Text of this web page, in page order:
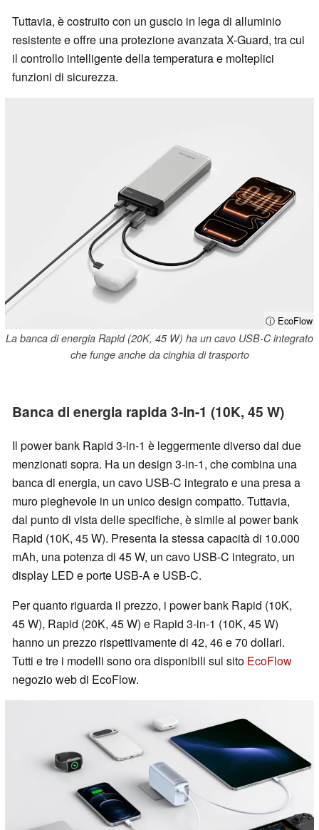
Tuttavia, è costruito con un guscio in lega di alluminio
resistente e offre una protezione avanzata X-Guard, tra cui
il controllo intelligente della temperatura e molteplici
funzioni di sicurezza.
ⓘ EcoFlow
La banca di energia Rapid (20K, 45 W) ha un cavo USB-C integrato
che funge anche da cinghia di trasporto
Banca di energia rapida 3-in-1 (10K, 45 W)
Il power bank Rapid 3-in-1 è leggermente diverso dai due
menzionati sopra. Ha un design 3-in-1, che combina una
banca di energia, un cavo USB-C integrato e una presa a
muro pieghevole in un unico design compatto. Tuttavia,
dal punto di vista delle specifiche, è simile al power bank
Rapid (10K, 45 W). Presenta la stessa capacità di 10.000
mAh, una potenza di 45 W, un cavo USB-C integrato, un
display LED e porte USB-A e USB-C.
Per quanto riguarda il prezzo, i power bank Rapid (10K,
45 W), Rapid (20K, 45 W) e Rapid 3-in-1 (10K, 45 W)
hanno un prezzo rispettivamente di 42, 46 e 70 dollari.
Tutti e tre i modelli sono ora disponibili sul sito EcoFlow
negozio web di EcoFlow.